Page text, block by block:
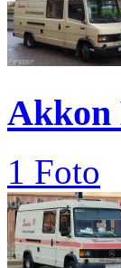
Akkon
1 Foto